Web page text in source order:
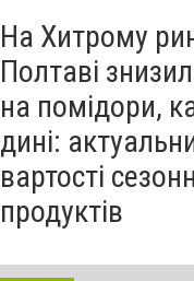
На Хитрому
Полтаві
на помідори,
дині:
вартості
продуктів